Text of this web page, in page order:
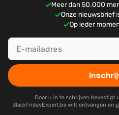
Meer dan 50.000
Onze nieuwsbrief
Op ieder
Door u in te schrijven bevestigt
BlackFridayExpert.be wilt ontvangen en